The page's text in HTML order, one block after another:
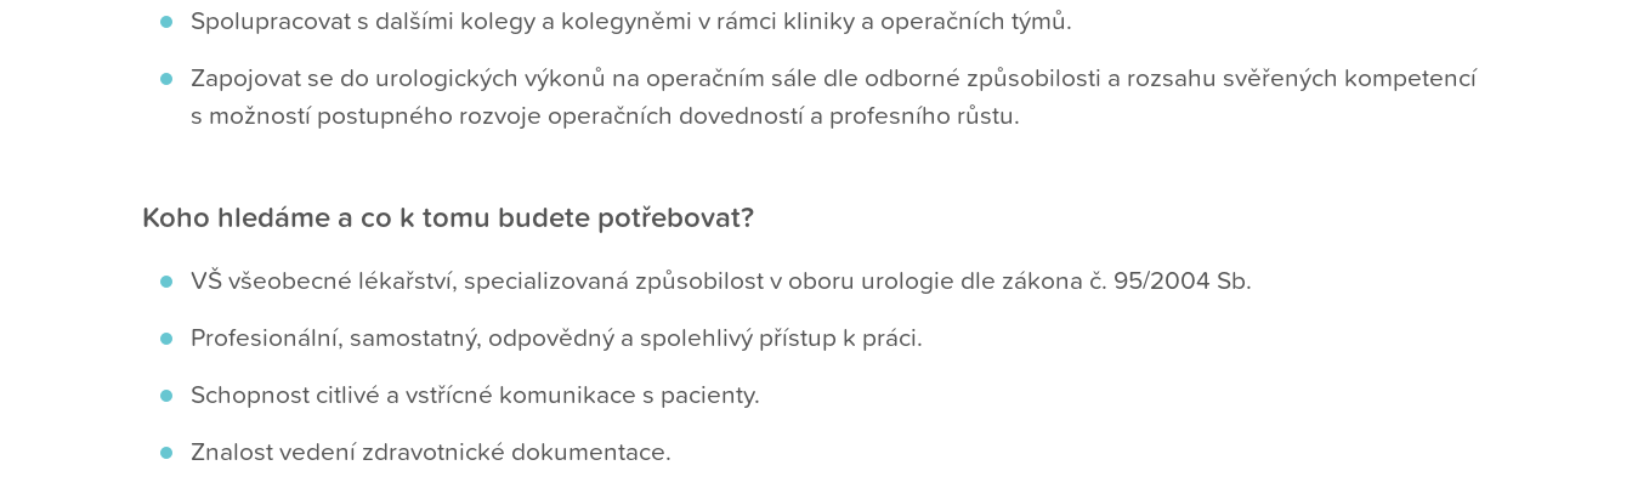
Spolupracovat s dalšími kolegy a kolegyněmi v rámci kliniky a operačních týmů.
Zapojovat se do urologických výkonů na operačním sále dle odborné způsobilosti a rozsahu svěřených kompetencí
s možností postupného rozvoje operačních dovedností a profesního růstu.
Koho hledáme a co k tomu budete potřebovat?
VŠ všeobecné lékařství, specializovaná způsobilost v oboru urologie dle zákona č. 95/2004 Sb.
Profesionální, samostatný, odpovědný a spolehlivý přístup k práci.
Schopnost citlivé a vstřícné komunikace s pacienty.
Znalost vedení zdravotnické dokumentace.